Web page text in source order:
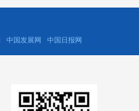
中国发展网 中国日报网